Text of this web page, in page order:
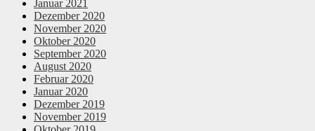
Januar 2021
Dezember 2020
November 2020
Oktober 2020
September 2020
August 2020
Februar 2020
Januar 2020
Dezember 2019
November 2019